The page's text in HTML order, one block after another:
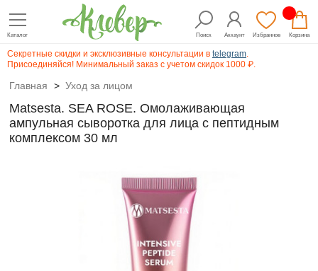
Каталог Поиск Аккаунт Избранное Корзина
Секретные скидки и эксклюзивные консультации в telegram.
Присоединяйся! Минимальный заказ с учетом скидок 1000 ₽.
Главная > Уход за лицом
Matsesta. SEA ROSE. Омолаживающая
ампульная сыворотка для лица с пептидным
комплексом 30 мл